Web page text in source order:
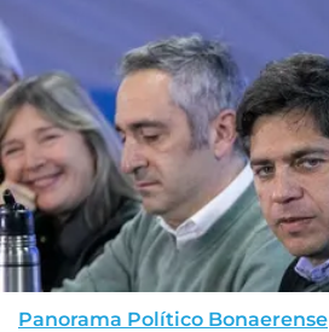
Panorama Político Bonaerense